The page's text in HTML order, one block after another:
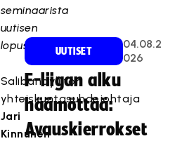
seminaarista
uutisen
lopusta.
Salibandyliiton
yhteiskuntasuhdejohtaja
Jari
Kinnunen
UUTISET
04.08.2
026
F-liigan alku
häämöttää:
Avauskierrokset